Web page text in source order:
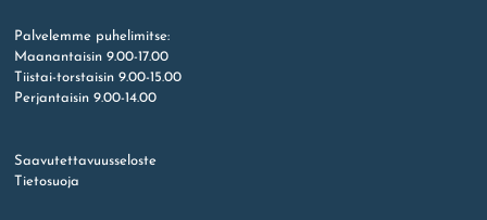
Palvelemme puhelimitse:
Maanantaisin 9.00-17.00
Tiistai-torstaisin 9.00-15.00
Perjantaisin 9.00-14.00
Saavutettavuusseloste
Tietosuoja